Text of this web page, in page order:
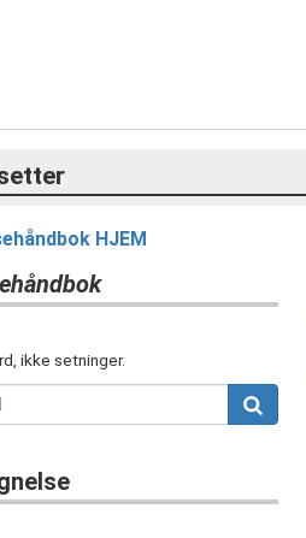
HJEM
ikke setninger.